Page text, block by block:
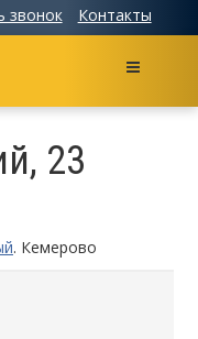
звонок Контакты
Меню
23
. Кемерово